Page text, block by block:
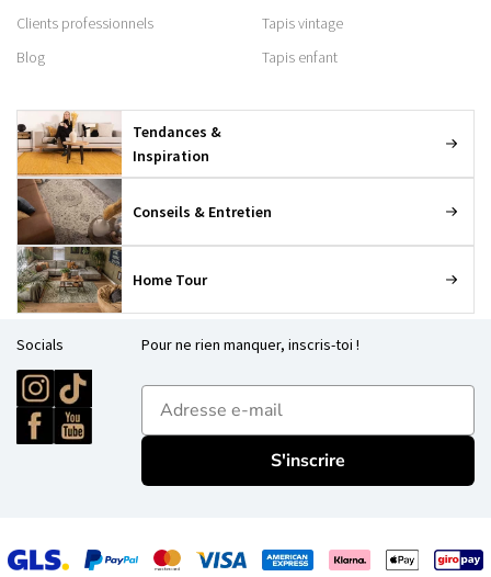
Clients professionnels
Blog
Tapis vintage
Tapis enfant
Tendances &
Inspiration
Conseils & Entretien
Home Tour
Socials Pour ne rien manquer, inscris-toi !
E-mailadres
S'inscrire